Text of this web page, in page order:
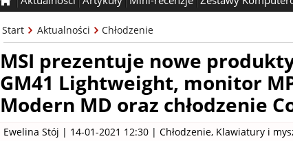
Start Aktualności Chłodzenie
MSI prezentuje nowe
GM41 Lightweight, monitor
Modern MD oraz chłodzenie
Ewelina Stój | 14-01-2021 12:30 | Chłodzenie, Klawiatury i